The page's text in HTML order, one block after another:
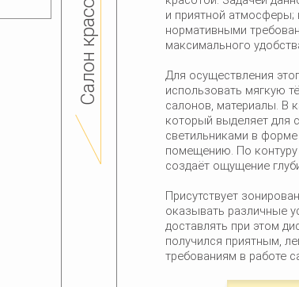
Салон красоты
и приятной атмосферы;
нормативными
максимального
Для осуществления
использовать мягкую
салонов, материалы. В
который выделяет для
светильниками в
помещению. По
создаёт ощущение
Присутствует
оказывать различные
доставлять при этом
получился приятным,
требованиям в работе